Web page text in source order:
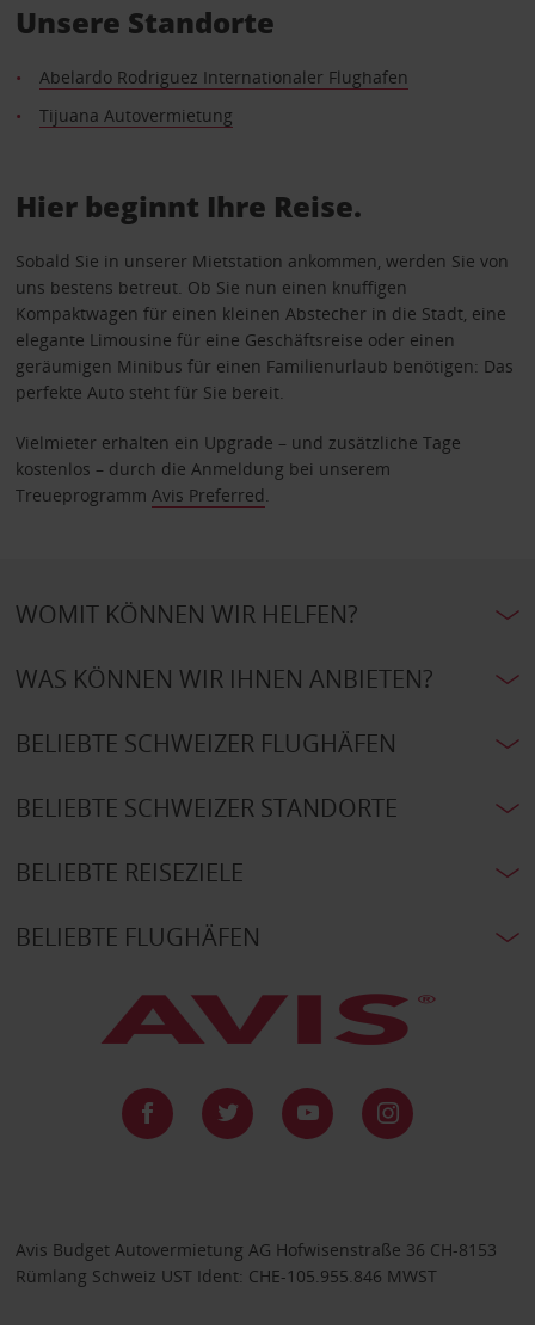
Unsere Standorte
Abelardo Rodriguez Internationaler Flughafen
Tijuana Autovermietung
Hier beginnt Ihre Reise.
Sobald Sie in unserer Mietstation ankommen, werden Sie von
uns bestens betreut. Ob Sie nun einen knuffigen
Kompaktwagen für einen kleinen Abstecher in die Stadt, eine
elegante Limousine für eine Geschäftsreise oder einen
geräumigen Minibus für einen Familienurlaub benötigen: Das
perfekte Auto steht für Sie bereit.
Vielmieter erhalten ein Upgrade – und zusätzliche Tage
kostenlos – durch die Anmeldung bei unserem
Treueprogramm Avis Preferred
WOMIT KÖNNEN WIR HELFEN?
WAS KÖNNEN WIR IHNEN ANBIETEN?
BELIEBTE SCHWEIZER FLUGHÄFEN
BELIEBTE SCHWEIZER STANDORTE
BELIEBTE REISEZIELE
BELIEBTE FLUGHÄFEN
Avis Budget Autovermietung AG Hofwisenstraße 36 CH-8153
Rümlang Schweiz UST Ident: CHE-105.955.846 MWST